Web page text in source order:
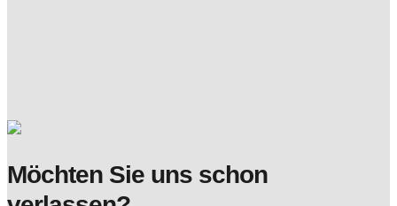
Möchten Sie uns schon